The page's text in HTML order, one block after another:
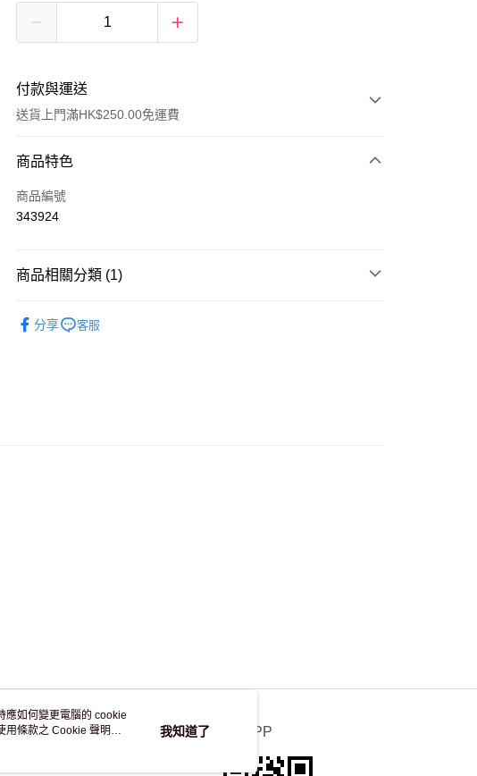
付款與運送
送貨上門滿HK$250.00免運費
付款方式
信用卡
商品特色
商品編號
343924
商品相關分類 (1)
分享
客服
官方APP
應如何變更電腦的 cookie
用條款之 Cookie 聲明使
我知道了